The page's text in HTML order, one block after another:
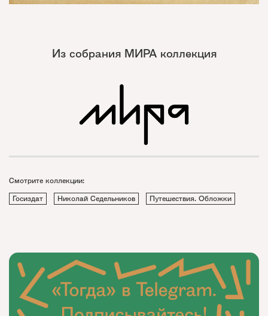
Из собрания МИРА коллекция
Смотрите коллекции:
Госиздат
Николай Седельников Путешествия. Обложки